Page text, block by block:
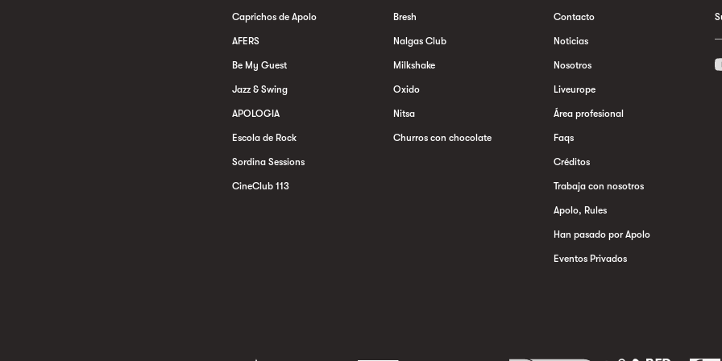
Caprichos de Apolo
AFERS
Be My Guest
Jazz & Swing
APOLOGIA
Escola de Rock
Sordina Sessions
CineClub 113
Bresh
Nalgas Club
Milkshake
Oxido
Nitsa
Churros con chocolate
Contacto
Noticias
Nosotros
Liveurope
Área profesional
Faqs
Créditos
Trabaja con nosotros
Apolo, Rules
Han pasado por Apolo
Eventos Privados